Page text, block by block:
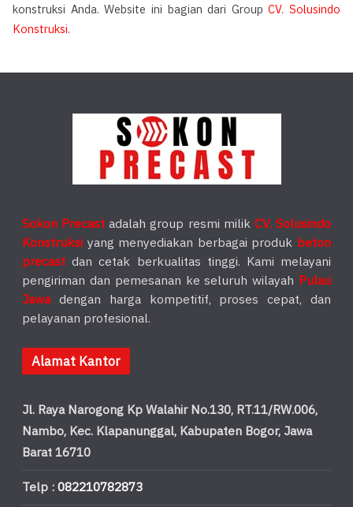
konstruksi Anda. Website ini bagian dari GroupCV. Solusindo
Konstruksi.
Sokon Precast adalah group resmi milik CV. Solusindo
Konstruksi yang menyediakan berbagai produk beton
precast dan cetak berkualitas tinggi. Kami melayani
pengiriman dan pemesanan ke seluruh wilayah Pulau
Jawadengan harga kompetitif, proses cepat, dan
pelayanan profesional.
Alamat Kantor
Jl. Raya Narogong Kp Walahir No.130, RT.11/RW.006,
Nambo, Kec. Klapanunggal, Kabupaten Bogor, Jawa
Barat 16710
Telp :082210782873